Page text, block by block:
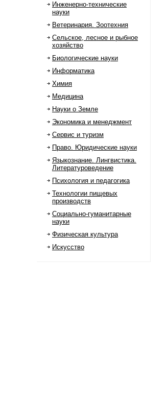
Инженерно-технические
науки
Ветеринария. Зоотехния
Сельское, лесное и рыбное
хозяйство
Биологические науки
Информатика
Химия
Медицина
Науки о Земле
Экономика и менеджмент
Сервис и туризм
Право. Юридические науки
Языкознание. Лингвистика.
Литературоведение
Психология и педагогика
Технологии пищевых
производств
Социально-гуманитарные
науки
Физическая культура
Искусство